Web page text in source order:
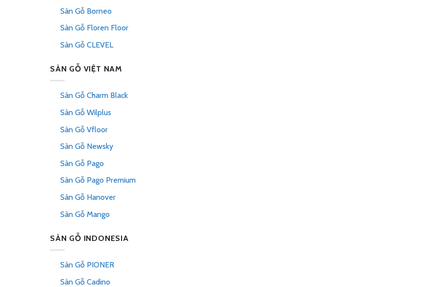
Sàn Gỗ Borneo
Sàn Gỗ Floren Floor
Sàn Gỗ CLEVEL
SÀN GỖ VIỆT NAM
Sàn Gỗ Charm Black
Sàn Gỗ Wilplus
Sàn Gỗ Vfloor
Sàn Gỗ Newsky
Sàn Gỗ Pago
Sàn Gỗ Pago Premium
Sàn Gỗ Hanover
Sàn Gỗ Mango
SÀN GỖ INDONESIA
Sàn Gỗ PIONER
Sàn Gỗ Cadino